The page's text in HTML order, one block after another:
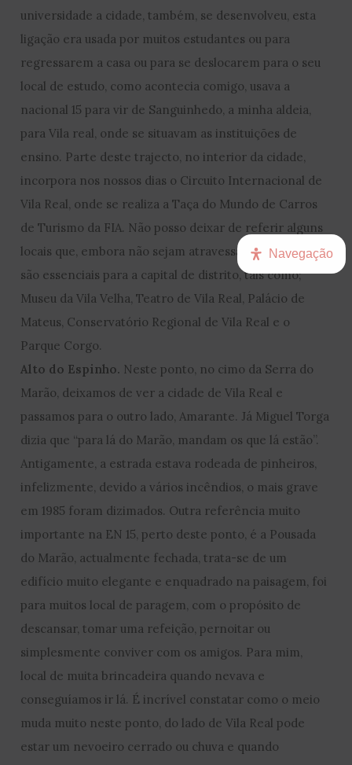
universidade a cidade, também, se desenvolveu, esta
ligação era usada por muitos estudantes ou para
regressarem a casa ou para se deslocarem para o seu
local de estudo, como acontecia comigo, usava a
nacional 15 para vir de Sanguinhedo, a minha aldeia,
para Vila real, onde se situavam as instituições de
ensino. Parte deste trajecto, no interior da cidade,
incorpora nos nossos dias o Circuito Internacional de
Vila Real, onde se realiza a Taça do Mundo de Carros
de Turismo da FIA. Não posso deixar de referir alguns
locais que, embora não sejam atravessados pela EN 15,
são essenciais para a capital de distrito, tais como;
Museu da Vila Velha, Teatro de Vila Real, Palácio de
Mateus, Conservatório Regional de Vila Real e o
Parque Corgo.
Alto do Espinho. Neste ponto, no cimo da Serra do
Marão, deixamos de ver a cidade de Vila Real e
passamos para o outro lado, Amarante. Já Miguel Torga
dizia que “para lá do Marão, mandam os que lá estão”.
Antigamente, a estrada estava rodeada de pinheiros,
infelizmente, devido a vários incêndios, o mais grave
em 1985 foram dizimados. Outra referência muito
importante na EN 15, perto deste ponto, é a Pousada
do Marão, actualmente fechada, trata-se de um
edifício muito elegante e enquadrado na paisagem, foi
para muitos local de paragem, com o propósito de
descansar, tomar uma refeição, pernoitar ou
simplesmente conviver com os amigos. Para mim,
local de muita brincadeira quando nevava e
conseguíamos ir lá. É incrível constatar como o meio
muda muito neste ponto, do lado de Vila Real pode
estar um nevoeiro cerrado ou chuva e quando
Navegação